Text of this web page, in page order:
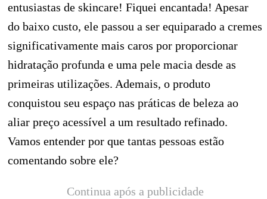
entusiastas de skincare! Fiquei encantada! Apesar
do baixo custo, ele passou a ser equiparado a cremes
significativamente mais caros por proporcionar
hidratação profunda e uma pele macia desde as
primeiras utilizações. Ademais, o produto
conquistou seu espaço nas práticas de beleza ao
aliar preço acessível a um resultado refinado.
Vamos entender por que tantas pessoas estão
comentando sobre ele?
Continua após a publicidade